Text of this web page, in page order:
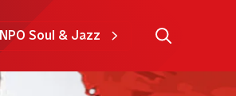
NPO Soul & Jazz